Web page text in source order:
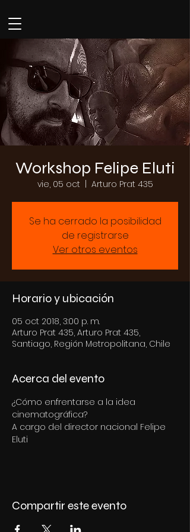
Workshop Felipe Eluti
vie, 05 oct Arturo Prat 435
Se ha cerrado la posibilidad
de registrarse
Ver otros eventos
Horario y ubicación
05 oct 2018, 3:00 p. m.
Arturo Prat 435, Arturo Prat 435,
Santiago, Región Metropolitana, Chile
Acerca del evento
¿Cómo enfrentarse a la idea
cinematográfica?
A cargo del director nacional Felipe
Eluti
Compartir este evento